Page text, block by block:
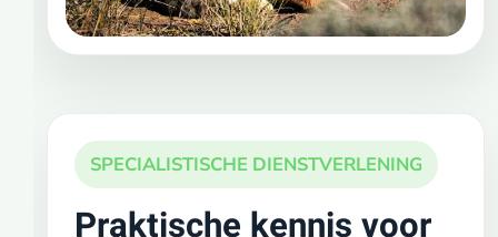
SPECIALISTISCHE DIENSTVERLENING
Praktische kennis voor